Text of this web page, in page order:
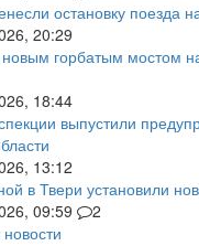
остановку поезда
20:29
горбатым мостом
18:44
выпустили
13:12
в Твери установили
09:59
2